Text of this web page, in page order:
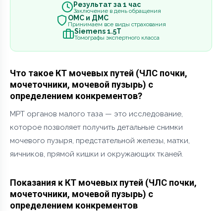
Результат за 1 час
Заключение в день обращения
ОМС и ДМС
Принимаем все виды страхования
Siemens 1.5Т
Томографы экспертного класса
Что такое КТ мочевых путей (ЧЛС почки,
мочеточники, мочевой пузырь) с
определением конкрементов?
МРТ органов малого таза — это исследование,
которое позволяет получить детальные снимки
мочевого пузыря, предстательной железы, матки,
яичников, прямой кишки и окружающих тканей.
Показания к КТ мочевых путей (ЧЛС почки,
мочеточники, мочевой пузырь) с
определением конкрементов